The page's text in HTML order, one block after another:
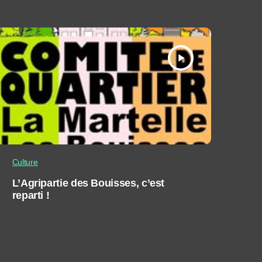
play_arrow
Culture
L’Agripartie des Bouisses, c’est
reparti !